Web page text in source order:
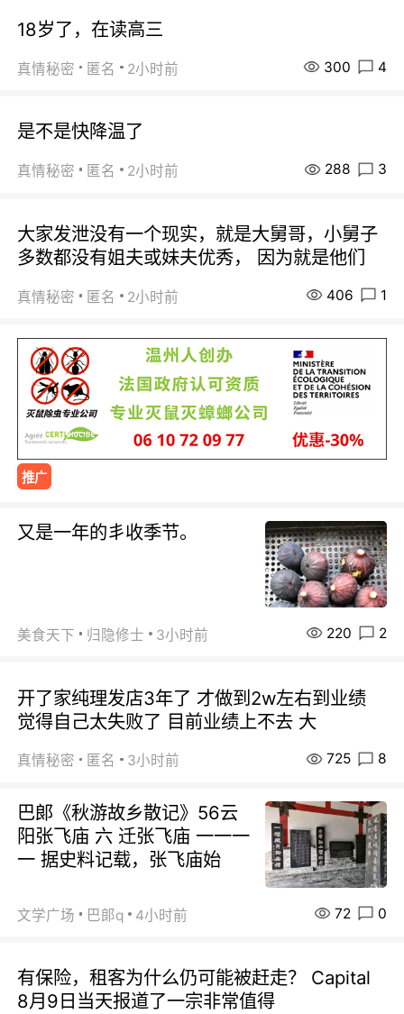
18岁了，在读高三
真情秘密 匿名 2小时前 300 4
是不是快降温了
真情秘密 匿名 2小时前 288 3
大家发泄没有一个现实，就是大舅哥，小舅子
多数都没有姐夫或妹夫优秀， 因为就是他们
真情秘密 匿名 2小时前 406 1
推广
又是一年的丯收季节。
美食天下 归隐修士 3小时前 220 2
开了家纯理发店3年了 才做到2w左右到业绩
觉得自己太失败了 目前业绩上不去 大
真情秘密 匿名 3小时前 725 8
巴郞《秋游故乡散记》56云
阳张飞庙 六 迁张飞庙 一一一
一 据史料记载，张飞庙始
文学广场 巴郞q 4小时前 72 0
有保险，租客为什么仍可能被赶走？ Capital
8月9日当天报道了一宗非常值得